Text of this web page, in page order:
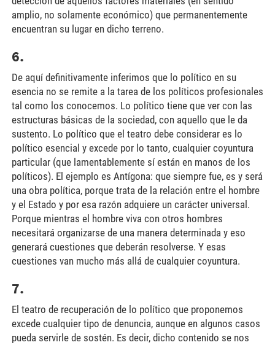
amplio, no solamente económico) que permanentemente
encuentran su lugar en dicho terreno.
6.
De aquí definitivamente inferimos que lo político en su
esencia no se remite a la tarea de los políticos profesionales
tal como los conocemos. Lo político tiene que ver con las
estructuras básicas de la sociedad, con aquello que le da
sustento. Lo político que el teatro debe considerar es lo
político esencial y excede por lo tanto, cualquier coyuntura
particular (que lamentablemente sí están en manos de los
políticos). El ejemplo es Antígona: que siempre fue, es y será
una obra política, porque trata de la relación entre el hombre
y el Estado y por esa razón adquiere un carácter universal.
Porque mientras el hombre viva con otros hombres
necesitará organizarse de una manera determinada y eso
generará cuestiones que deberán resolverse. Y esas
cuestiones van mucho más allá de cualquier coyuntura.
7.
El teatro de recuperación de lo político que proponemos
excede cualquier tipo de denuncia, aunque en algunos casos
pueda servirle de sostén. Es decir, dicho contenido se nos